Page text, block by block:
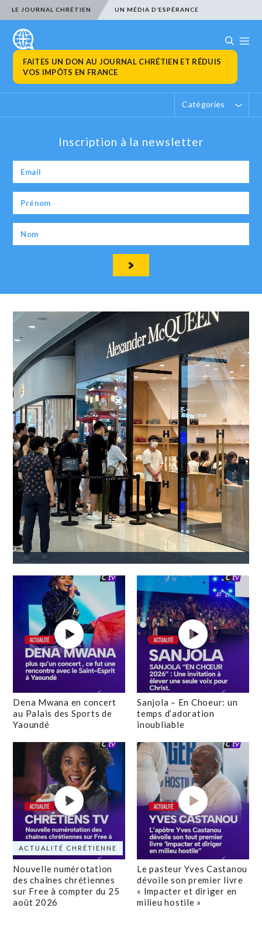
LE JOURNAL CHRÉTIEN UN MÉDIA D’ESPÉRANCE
FAITES UN DON AU JOURNAL CHRÉTIEN ET RÉDUIS
VOS IMPÔTS EN FRANCE
Catégories
Inscription à la newsletter
Dena Mwana en concert
au Palais des Sports de
Yaoundé
Sanjola – En Choeur: un
temps d’adoration
inoubliable
ACTUALITÉ CHRÉTIENNE
Nouvelle numérotation
des chaînes chrétiennes
sur Free à compter du 25
août 2026
Le pasteur Yves Castanou
dévoile son premier livre
« Impacter et diriger en
milieu hostile »